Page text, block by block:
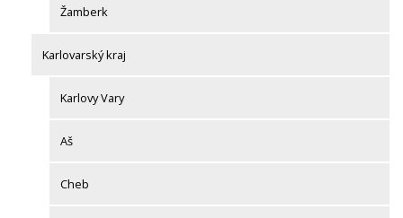
Žamberk
Karlovarský kraj
Karlovy Vary
Aš
Cheb